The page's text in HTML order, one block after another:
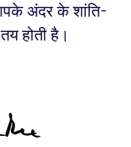
अंदर के शांति-
होती है।